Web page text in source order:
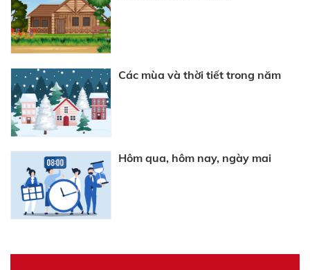
Các mùa và thời tiết trong năm
Hôm qua, hôm nay, ngày mai